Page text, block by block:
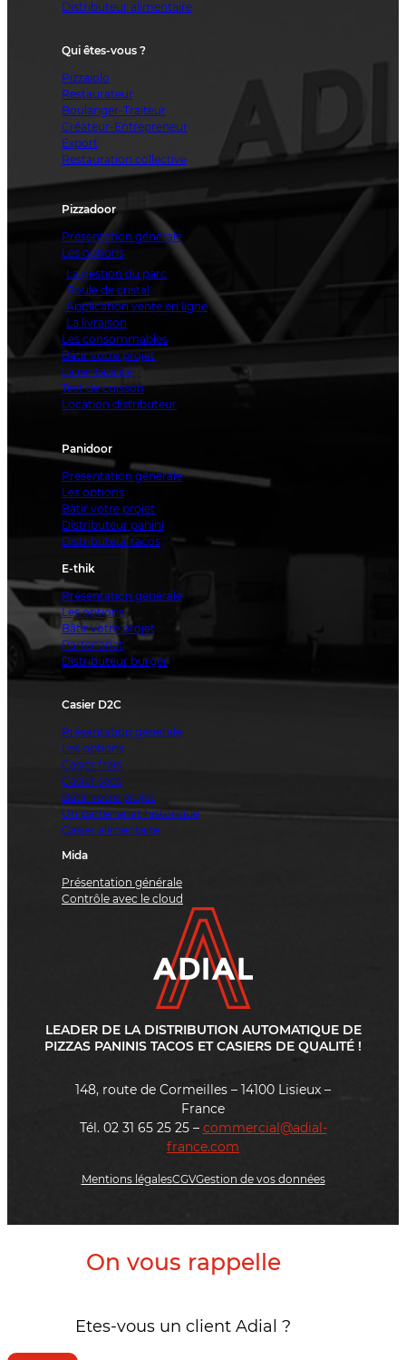
Distributeur alimentaire
Qui êtes-vous ?
Pizzaiolo
Restaurateur
Boulanger-Traiteur
Créateur-Entrepreneur
Export
Restauration collective
Pizzadoor
Présentation générale
Les options
La gestion du parc
Boule de cristal
Application vente en ligne
La livraison
Les consommables
Bâtir votre projet
La rentabilité
Test de cuisson
Location distributeur
Panidoor
Présentation générale
Les options
Bâtir votre projet
Distributeur panini
Distributeur tacos
E-thik
Présentation générale
Les options
Bâtir votre projet
Partenariat
Distributeur burger
Casier D2C
Présentation générale
Les options
Casier frais
Casier secs
Bâtir votre projet
Un partenariat historique
Casier alimentaire
Mida
Présentation générale
Contrôle avec le cloud
LEADER DE LA DISTRIBUTION AUTOMATIQUE DE
PIZZAS PANINIS TACOS ET CASIERS DE QUALITÉ !
148, route de Cormeilles – 14100 Lisieux –
France
Tél. 02 31 65 25 25 – commercial@adial-
france.com
Mentions légalesCGVGestion de vos données
On vous rappelle
Etes-vous un client Adial ?